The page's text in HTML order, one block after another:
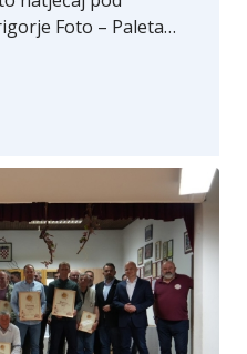
Foto – Paleta…